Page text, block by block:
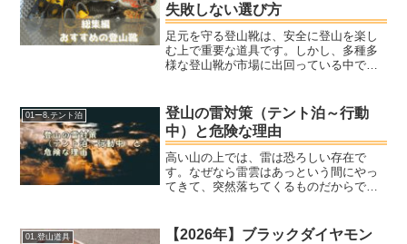
失敗しない選び方
足元を守る登山靴は、安全に登山を楽し
む上で重要な道具です。しかし、多種多
様な登山靴が市場に出回っている中で、
事では、登山歴10年以上の私が失敗した
経験を基に登山靴のおす...
01ー8.テント泊
登山の雷対策（テント泊～行動
中）と危険な理由
高い山の上では、雷は恐ろしい存在で
す。なぜなら雷雲はあっという間にやっ
てきて、突然落ちてくるものだからで
ね。
01.登山道具
【2026年】ブラックダイヤモン